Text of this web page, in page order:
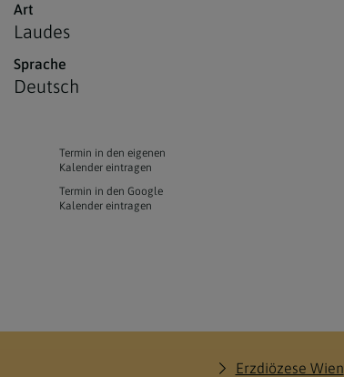
Art
Laudes
Sprache
Deutsch
Termin in den eigenen
Kalender eintragen
Termin in den Google
Kalender eintragen
Erzdiözese Wien